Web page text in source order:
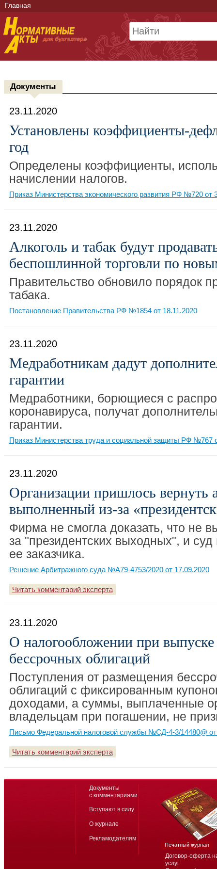
Главная
Документы
23.11.2020
Установлены коэффициенты-
год
Определены коэффициенты,
начислении налогов.
Приказ Министерства экономического развития РФ №720 от
23.11.2020
Алкоголь и табак будут
беспошлинной торговли по
Правительство обновило порядок
табака.
Постановление Правительства РФ №1854 от 18.11.2020
23.11.2020
Медработникам дадут
гарантии
Медработники, борющиеся с
коронавируса, получат
гарантии.
Приказ Министерства труда и социальной защиты РФ №767
23.11.2020
Организации пришлось вернуть
выполненный из-за
Фирма не смогла доказать, что не
за "президентских выходных", и суд
ее заказчика.
Решение Арбитражного суда №А79-4753/2020 от 17.09.2020
Читать комментарий эксперта
23.11.2020
О налогообложении при
бессрочных облигаций
Поступления от размещения
облигаций с фиксированным
доходами, а суммы, выплаченные
владельцам при погашении, не
Письмо Федеральной налоговой службы №СД-4-3/14480@ от
Читать комментарий эксперта
Договор-оферта
услуг
Документы
с комментариями
Вступают в силу
О журнале
Рекламодателям
Печатный журнал